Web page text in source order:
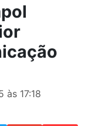
às 17:18